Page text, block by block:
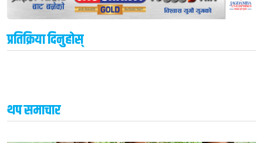
प्रतिक्रिया दिनुहोस्
थप समाचार